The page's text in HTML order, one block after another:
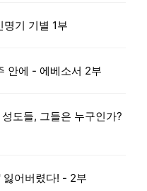
기 기별 1부
안에 - 에베소서 2부
도들, 그들은 누구인가?
잃어버렸다! - 2부